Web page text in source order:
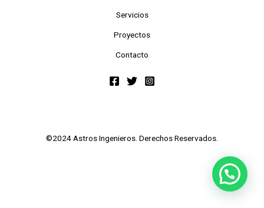
Servicios
Proyectos
Contacto
©2024 Astros Ingenieros. Derechos Reservados.